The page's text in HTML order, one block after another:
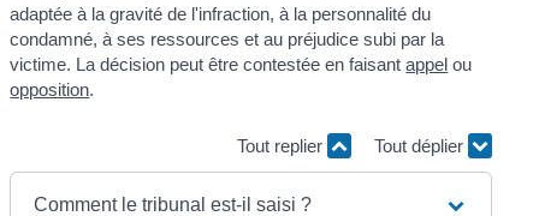
adaptée à la gravité de l'infraction, à la personnalité du
condamné, à ses ressources et au préjudice subi par la
victime. La décision peut être contestée en faisantappel ou
opposition.
Tout replier Tout déplier
Comment le tribunal est-il saisi ?